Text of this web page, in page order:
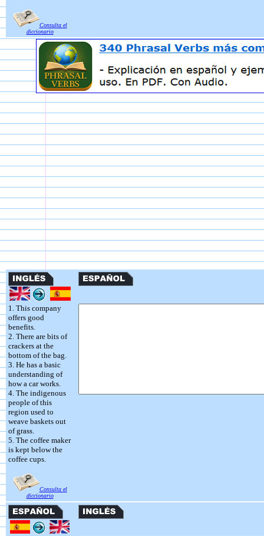
Consulta el
diccionario
1. This company
offers good
benefits.
2. There are bits of
crackers at the
bottom of the bag.
3. He has a basic
understanding of
how a car works.
4. The indigenous
people of this
region used to
weave baskets out
of grass.
5. The coffee maker
is kept below the
coffee cups.
Consulta el
diccionario